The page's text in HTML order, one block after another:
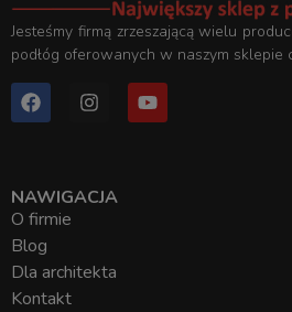
Jesteśmy firmą zrzeszającą wielu
podłóg oferowanych w naszym sklepie
NAWIGACJA
O firmie
Blog
Dla architekta
Kontakt